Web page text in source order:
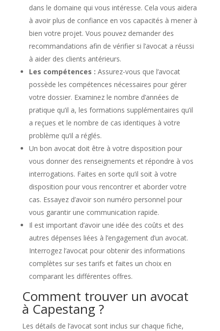
dans le domaine qui vous intéresse. Cela vous aidera
à avoir plus de confiance en vos capacités à mener à
bien votre projet. Vous pouvez demander des
recommandations afin de vérifier si l’avocat a réussi
à aider des clients antérieurs.
Les compétences : Assurez-vous que l’avocat
possède les compétences nécessaires pour gérer
votre dossier. Examinez le nombre d’années de
pratique qu’il a, les formations supplémentaires qu’il
a reçues et le nombre de cas identiques à votre
problème qu’il a réglés.
Un bon avocat doit être à votre disposition pour
vous donner des renseignements et répondre à vos
interrogations. Faites en sorte qu’il soit à votre
disposition pour vous rencontrer et aborder votre
cas. Essayez d’avoir son numéro personnel pour
vous garantir une communication rapide.
Il est important d’avoir une idée des coûts et des
autres dépenses liées à l’engagement d’un avocat.
Interrogez l’avocat pour obtenir des informations
complètes sur ses tarifs et faites un choix en
comparant les différentes offres.
Comment trouver un avocat
à Capestang ?
Les détails de l’avocat sont inclus sur chaque fiche,